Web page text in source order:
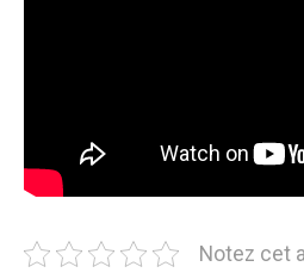
Notez cet